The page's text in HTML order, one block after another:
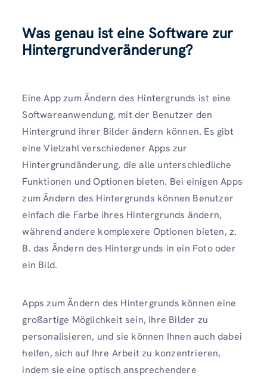
Was genau ist eine Software zur
Hintergrundveränderung?
Eine App zum Ändern des Hintergrunds ist eine
Softwareanwendung, mit der Benutzer den
Hintergrund ihrer Bilder ändern können. Es gibt
eine Vielzahl verschiedener Apps zur
Hintergrundänderung, die alle unterschiedliche
Funktionen und Optionen bieten. Bei einigen Apps
zum Ändern des Hintergrunds können Benutzer
einfach die Farbe ihres Hintergrunds ändern,
während andere komplexere Optionen bieten, z.
B. das Ändern des Hintergrunds in ein Foto oder
ein Bild.
Apps zum Ändern des Hintergrunds können eine
großartige Möglichkeit sein, Ihre Bilder zu
personalisieren, und sie können Ihnen auch dabei
helfen, sich auf Ihre Arbeit zu konzentrieren,
indem sie eine optisch ansprechendere